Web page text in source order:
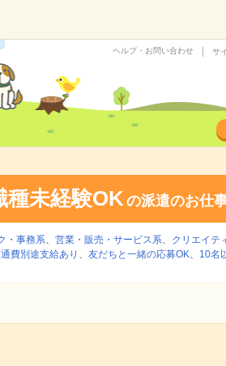
ヘルプ・お問い合わせ サ
種未経験OKの派遣のお仕
・事務系、 営業・販売・サービス系、 クリエイテ
費別途支給あり 、 友だちと一緒の応募OK、 10名